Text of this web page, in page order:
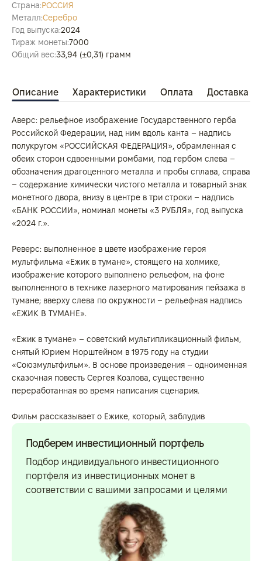
Страна:РОССИЯ
Металл:Серебро
Год выпуска:2024
Тираж монеты:7000
Общий вес:33,94 (±0,31) грамм
Описание Характеристики Оплата Доставка
Аверс: рельефное изображение Государственного герба
Российской Федерации, над ним вдоль канта – надпись
полукругом «РОССИЙСКАЯ ФЕДЕРАЦИЯ», обрамленная с
обеих сторон сдвоенными ромбами, под гербом слева –
обозначения драгоценного металла и пробы сплава, справа
– содержание химически чистого металла и товарный знак
монетного двора, внизу в центре в три строки – надпись
«БАНК РОССИИ», номинал монеты «3 РУБЛЯ», год выпуска
«2024 г.».
Реверс: выполненное в цвете изображение героя
мультфильма «Ежик в тумане», стоящего на холмике,
изображение которого выполнено рельефом, на фоне
выполненного в технике лазерного матирования пейзажа в
тумане; вверху слева по окружности – рельефная надпись
«ЕЖИК В ТУМАНЕ».
«Ежик в тумане» – советский мультипликационный фильм,
снятый Юрием Норштейном в 1975 году на студии
«Союзмультфильм». В основе произведения – одноименная
сказочная повесть Сергея Козлова, существенно
переработанная во время написания сценария.
Фильм рассказывает о Ежике, который, заблудив
Подберем инвестиционный портфель
Подбор индивидуального инвестиционного
портфеля из инвестиционных монет в
соответствии с вашими запросами и целями